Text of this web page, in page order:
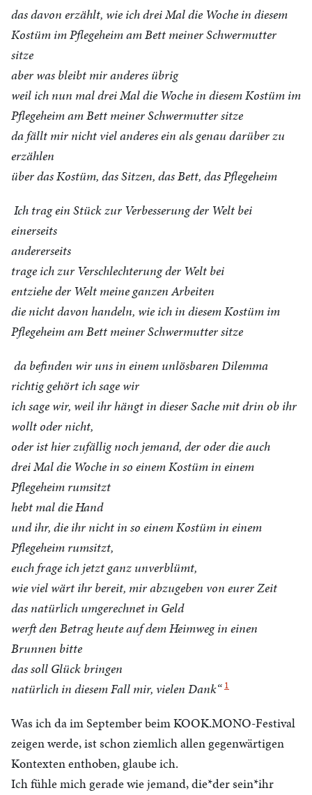
das davon erzählt, wie ich drei Mal die Woche in diesem
Kostüm im Pflegeheim am Bett meiner Schwermutter
sitze
aber was bleibt mir anderes übrig
weil ich nun mal drei Mal die Woche in diesem Kostüm im
Pflegeheim am Bett meiner Schwermutter sitze
da fällt mir nicht viel anderes ein als genau darüber zu
erzählen
über das Kostüm, das Sitzen, das Bett, das Pflegeheim
Ich trag ein Stück zur Verbesserung der Welt bei
einerseits
andererseits
trage ich zur Verschlechterung der Welt bei
entziehe der Welt meine ganzen Arbeiten
die nicht davon handeln, wie ich in diesem Kostüm im
Pflegeheim am Bett meiner Schwermutter sitze
da befinden wir uns in einem unlösbaren Dilemma
richtig gehört ich sage wir
ich sage wir, weil ihr hängt in dieser Sache mit drin ob ihr
wollt oder nicht,
oder ist hier zufällig noch jemand, der oder die auch
drei Mal die Woche in so einem Kostüm in einem
Pflegeheim rumsitzt
hebt mal die Hand
und ihr, die ihr nicht in so einem Kostüm in einem
Pflegeheim rumsitzt,
euch frage ich jetzt ganz unverblümt,
wie viel wärt ihr bereit, mir abzugeben von eurer Zeit
das natürlich umgerechnet in Geld
werft den Betrag heute auf dem Heimweg in einen
Brunnen bitte
das soll Glück bringen
natürlich in diesem Fall mir, vielen Dank“ 1
Was ich da im September beim KOOK.MONO-Festival
zeigen werde, ist schon ziemlich allen gegenwärtigen
Kontexten enthoben, glaube ich.
Ich fühle mich gerade wie jemand, die*der sein*ihr